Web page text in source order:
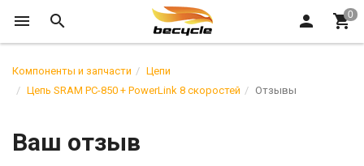
Компоненты и запчасти
Цепи
Цепь SRAM PC-850 + PowerLink 8 скоростей
Отзывы
Ваш отзыв